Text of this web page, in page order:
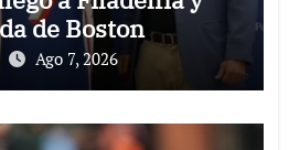
de Boston
Ago 7, 2026